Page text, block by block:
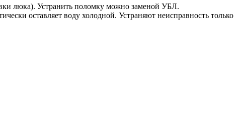
люка). Устранить поломку можно заменой УБЛ.
оставляет воду холодной. Устраняют неисправность только